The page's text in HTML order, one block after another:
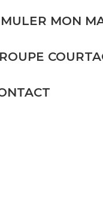
EN FRANCE ?
NOUS
besoins toujours
la
dans leur
font le plus
de gabarit.
à votre activité,
MON